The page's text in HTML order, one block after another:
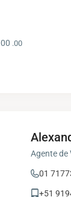
.00
Agente de
01
+51